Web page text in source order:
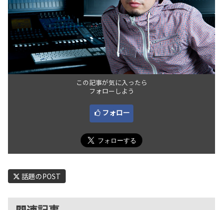
この記事が気に入ったら
フォローしよう
フォロー
話題のPOST